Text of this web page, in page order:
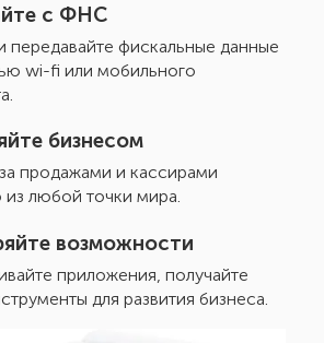
с ФНС
передавайте фискальные данные
wi-fi или мобильного
бизнесом
продажами и кассирами
из любой точки мира.
возможности
приложения, получайте
для развития бизнеса.